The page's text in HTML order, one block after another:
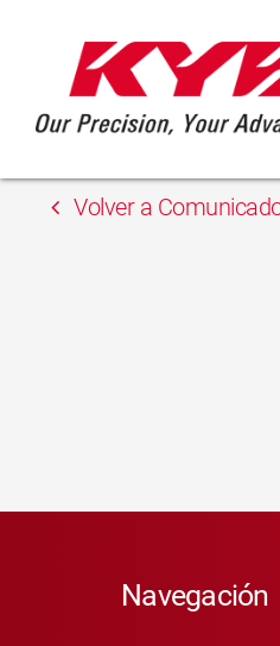
Auto-
Volver a
Navegación